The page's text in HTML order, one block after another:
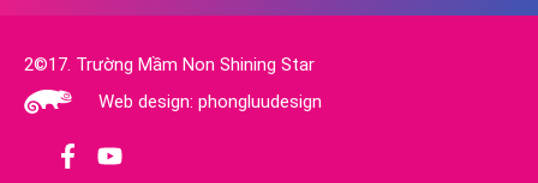
2©17. Trường Mầm Non Shining Star
Web design: phongluudesign